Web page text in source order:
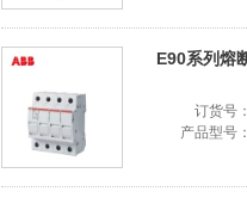
E90系列熔
订货号
产品型号